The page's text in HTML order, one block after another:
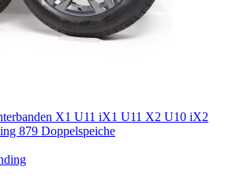
X1 U11 iX1 U11 X2 U10 iX2
879 Doppelspeiche